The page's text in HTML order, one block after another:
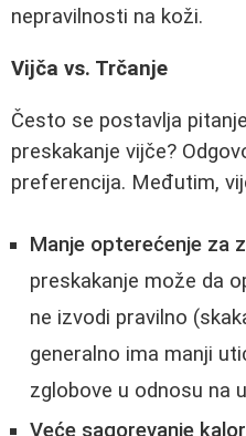
nepravilnosti na koži.
Vijča vs. Trčanje
Često se postavlja
preskakanje vijče?
preferencija. Međutim,
Manje opterećenje za
preskakanje može da
ne izvodi pravilno
generalno ima manji
zglobove u odnosu na
Veće sagorevanje